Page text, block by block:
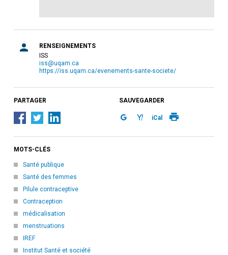
RENSEIGNEMENTS
ISS
iss@uqam.ca
https://iss.uqam.ca/evenements-sante-societe/
PARTAGER SAUVEGARDER
iCal
MOTS-CLÉS
Santé publique
Santé des femmes
Pilule contraceptive
Contraception
médicalisation
menstruations
IREF
Institut Santé et société